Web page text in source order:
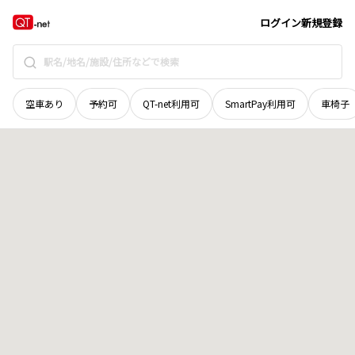
ログイン新規登録
空車あり 予約可 QT-net利用可 SmartPay利用可 車椅子
北海道